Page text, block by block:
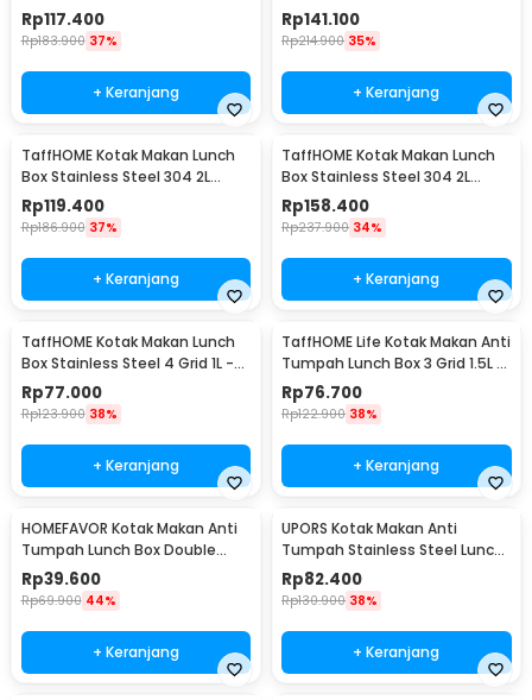
Layer 1.4L Grid 4 - J274
Rp117.400
Rp183.900 37%
+ Keranjang
Bowl 1.2L - DFH-C01
Rp141.100
Rp214.900 35%
+ Keranjang
TaffHOME Kotak Makan Lunch
Box Stainless Steel 304 2L
Single Compartment - HS233
Rp119.400
Rp186.900 37%
+ Keranjang
TaffHOME Kotak Makan Lunch
Box Stainless Steel 304 2L
Triple Compartment - HS233
Rp158.400
Rp237.900 34%
+ Keranjang
TaffHOME Kotak Makan Lunch
Box Stainless Steel 4 Grid 1L -
LB0919
Rp77.000
Rp123.900 38%
+ Keranjang
TaffHOME Life Kotak Makan Anti
Tumpah Lunch Box 3 Grid 1.5L -
CPL050
Rp76.700
Rp122.900 38%
+ Keranjang
HOMEFAVOR Kotak Makan Anti
Tumpah Lunch Box Double
Layer 3 Grid 1.2L - HF225
Rp39.600
Rp69.900 44%
+ Keranjang
UPORS Kotak Makan Anti
Tumpah Stainless Steel Lunch
Box 4 Grid 1.5L - UP4
Rp82.400
Rp130.900 38%
+ Keranjang